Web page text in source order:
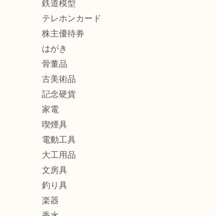
テレホンカード
株主優待券
はがき
骨董品
古美術品
記念硬貨
家電
喫煙具
電動工具
大工用品
文房具
釣り具
楽器